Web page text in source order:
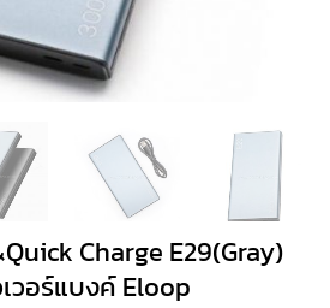
Charge E29(Gray)
อร์แบงค์ Eloop